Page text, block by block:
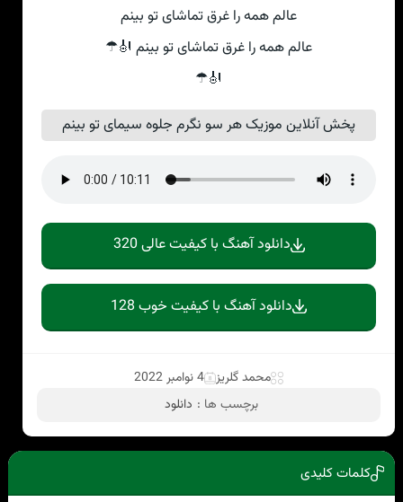
عالم همه را غرق تماشای تو بینم
عالم همه را غرق تماشای تو بینم 🎻☂
🎻☂
پخش آنلاین موزیک هر سو نگرم جلوه سیمای تو بینم
دانلود آهنگ با کیفیت عالی 320
دانلود آهنگ با کیفیت خوب 128
محمد گلریز 4 نوامبر 2022
برچسب ها : دانلود
کلمات کلیدی